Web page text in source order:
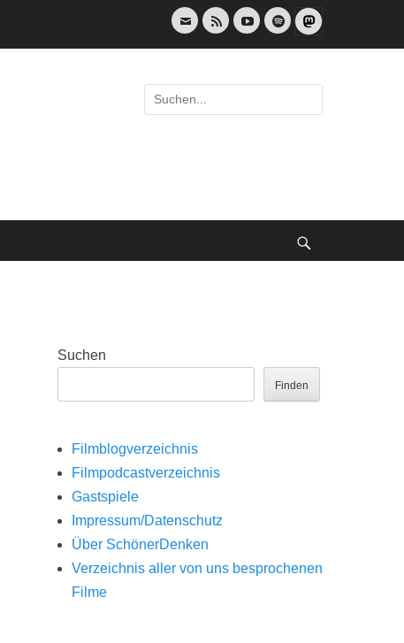
E-
Mail
Feed YouTubeSpotify
Suche
nach:
Suchen
Finden
Filmblogverzeichnis
Filmpodcastverzeichnis
Gastspiele
Impressum/Datenschutz
Über SchönerDenken
Verzeichnis aller von uns besprochenen
Filme